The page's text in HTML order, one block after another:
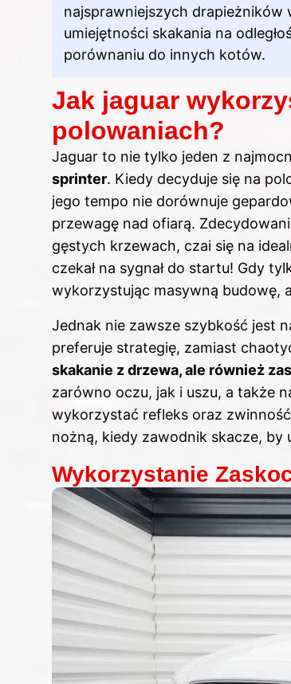
najsprawniejszych drapieżników
umiejętności skakania na
porównaniu do innych kotów.
Jak jaguar
polowaniach?
Jaguar to nie tylko jeden z
sprinter. Kiedy decyduje się na
jego tempo nie dorównuje
przewagę nad ofiarą.
gęstych krzewach, czai się na
czekał na sygnał do startu! Gdy
wykorzystując masywną budowę,
Jednak nie zawsze szybkość jest
preferuje strategię, zamiast
skakanie z drzewa, ale również
zarówno oczu, jak i uszu, a także
wykorzystać refleks oraz
nożną, kiedy zawodnik skacze,
Wykorzystanie